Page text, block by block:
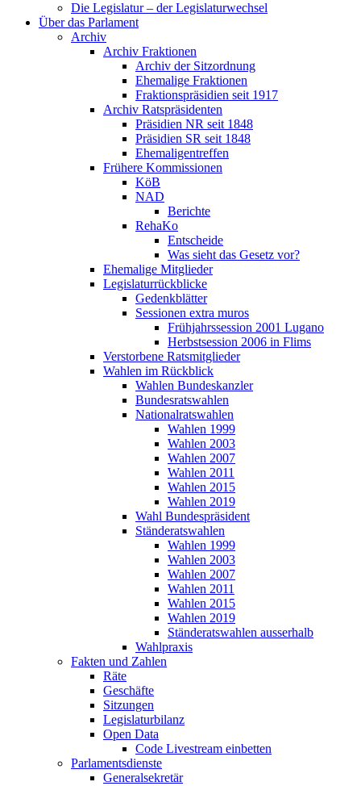
Die Legislatur – der Legislaturwechsel
Über das Parlament
Archiv
Archiv Fraktionen
Archiv der Sitzordnung
Ehemalige Fraktionen
Fraktionspräsidien seit 1917
Archiv Ratspräsidenten
Präsidien NR seit 1848
Präsidien SR seit 1848
Ehemaligentreffen
Frühere Kommissionen
KöB
NAD
Berichte
RehaKo
Entscheide
Was sieht das Gesetz vor?
Ehemalige Mitglieder
Legislaturrückblicke
Gedenkblätter
Sessionen extra muros
Frühjahrssession 2001 Lugano
Herbstsession 2006 in Flims
Verstorbene Ratsmitglieder
Wahlen im Rückblick
Wahlen Bundeskanzler
Bundesratswahlen
Nationalratswahlen
Wahlen 1999
Wahlen 2003
Wahlen 2007
Wahlen 2011
Wahlen 2015
Wahlen 2019
Wahl Bundespräsident
Ständeratswahlen
Wahlen 1999
Wahlen 2003
Wahlen 2007
Wahlen 2011
Wahlen 2015
Wahlen 2019
Ständeratswahlen ausserhalb
Wahlpraxis
Fakten und Zahlen
Räte
Geschäfte
Sitzungen
Legislaturbilanz
Open Data
Code Livestream einbetten
Parlamentsdienste
Generalsekretär